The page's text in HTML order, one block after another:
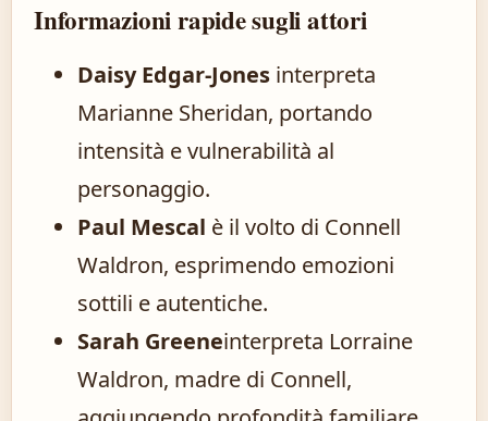
Informazioni rapide sugli attori
Daisy Edgar-Jones interpreta
Marianne Sheridan, portando
intensità e vulnerabilità al
personaggio.
Paul Mescal è il volto di Connell
Waldron, esprimendo emozioni
sottili e autentiche.
Sarah Greeneinterpreta Lorraine
Waldron, madre di Connell,